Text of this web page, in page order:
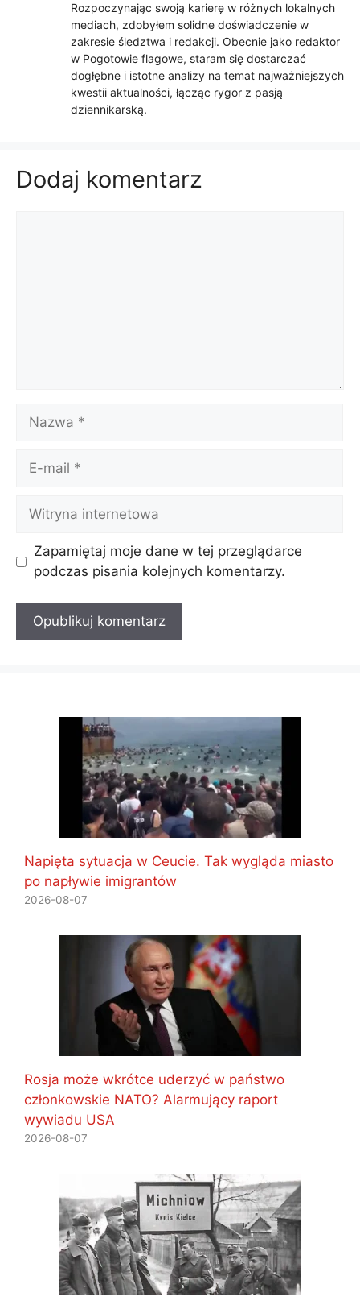
Rozpoczynając swoją karierę w różnych lokalnych
mediach, zdobyłem solidne doświadczenie w
zakresie śledztwa i redakcji. Obecnie jako redaktor
w Pogotowie flagowe, staram się dostarczać
dogłębne i istotne analizy na temat najważniejszych
kwestii aktualności, łącząc rygor z pasją
dziennikarską.
Dodaj komentarz
Nazwa
Witryna
internetowa
Zapamiętaj moje dane w tej przeglądarce
podczas pisania kolejnych komentarzy.
Napięta sytuacja w Ceucie. Tak wygląda miasto
po napływie imigrantów
2026-08-07
Rosja może wkrótce uderzyć w państwo
członkowskie NATO? Alarmujący raport
wywiadu USA
2026-08-07